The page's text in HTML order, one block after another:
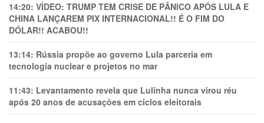
14:20: VÍDEO: TRUMP TEM CRlSE DE PÂNlCO APÓS LULA E
CHINA LANÇAREM PIX INTERNACIONAL!! É O FIM DO
DÓLAR!! ACABOU!!
13:14: Rússia propõe ao governo Lula parceria em
tecnologia nuclear e projetos no mar
11:43: Levantamento revela que Lulinha nunca virou réu
após 20 anos de acusações em ciclos eleitorais